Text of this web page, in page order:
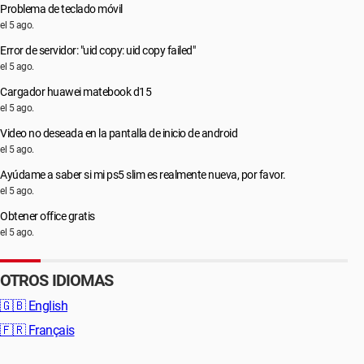
Problema de teclado móvil
el 5 ago.
Error de servidor: "uid copy: uid copy failed"
el 5 ago.
Cargador huawei matebook d15
el 5 ago.
Video no deseada en la pantalla de inicio de android
el 5 ago.
Ayúdame a saber si mi ps5 slim es realmente nueva, por favor.
el 5 ago.
Obtener office gratis
el 5 ago.
OTROS IDIOMAS
🇬🇧 English
🇫🇷 Français